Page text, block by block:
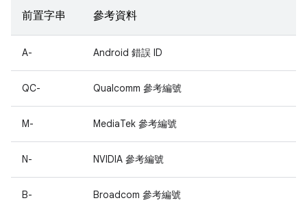
前置字串 參考資料
A- Android 錯誤 ID
QC- Qualcomm 參考編號
M- MediaTek 參考編號
N- NVIDIA 參考編號
B- Broadcom 參考編號